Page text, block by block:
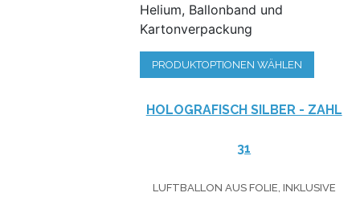
Helium, Ballonband und
Kartonverpackung
PRODUKTOPTIONEN WÄHLEN
HOLOGRAFISCH SILBER - ZAHL
31
LUFTBALLON AUS FOLIE, INKLUSIVE